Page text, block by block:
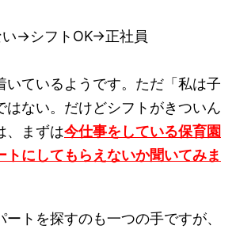
い→シフトOK→正社員
いているようです。ただ「私は子
はない。だけどシフトがきついん
、まずは今仕事をしている保育園
トにしてもらえないか聞いてみま
トを探すのも一つの手ですが、